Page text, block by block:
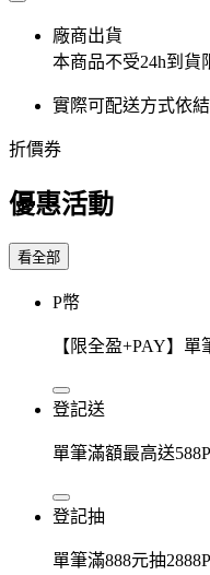
廠商出貨
本商品不受24h到貨
實際可配送方式依
折價券
優惠活動
看全部
P幣
【限全盈+PAY】單
登記送
單筆滿額最高送
登記抽
單筆滿888元抽